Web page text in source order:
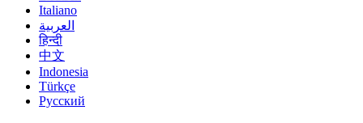
Italiano
العربية
हिन्दी
中文
Indonesia
Türkçe
Русский